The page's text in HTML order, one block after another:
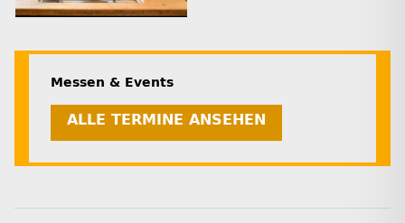
Messen & Events
ALLE TERMINE ANSEHEN